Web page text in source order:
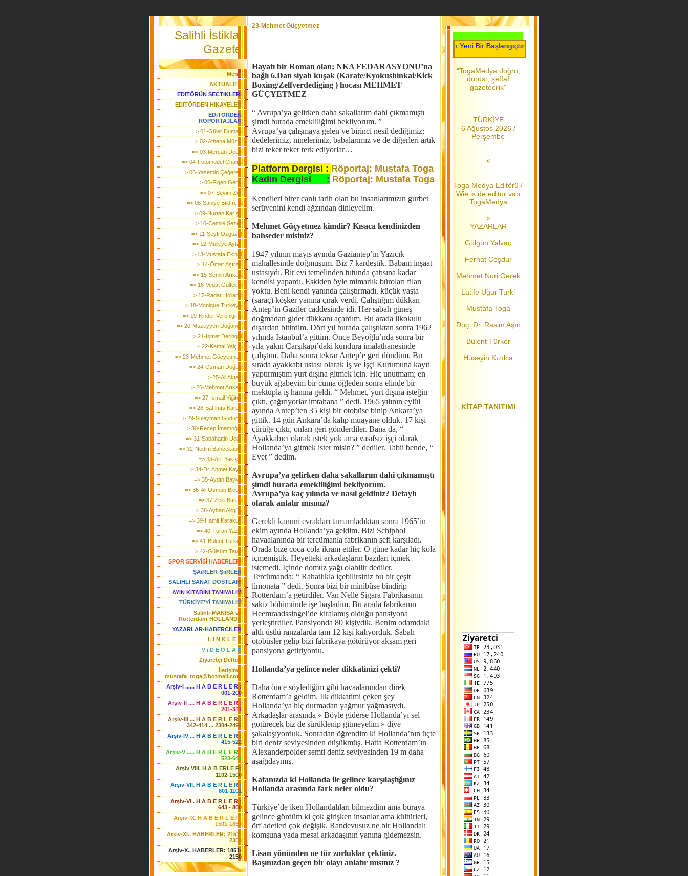
Salihli İstiklal
Gazete
Menü
AKTÜALİTE
EDiTÖRÜN SECTiKLERi
EDiTÖRDEN HiKAYELER
EDiTÖRDEN
RÖPORTAJLAR
=> 01-Güler Duman
=> 02-Athena Müzik
=> 03-Mercan Dede
=> 04-Fotomodel Chaira
=> 05-Yasemin Çeğerek
=> 06-Figen Genç
=> 07-Sevim Zor
=> 08-Saniye Bıldırcın
=> 09-Nurten Karışlı
=> 10-Cemile Sezer
=> 11-Seyfi Özgüzel
=> 12-Mülkiye Aytar
=> 13-Mustafa Ekinci
=> 14-Ömer Aşıran
=> 15-Semih Arıkan
=> 16-Vedat Gültekin
=> 17-Radar Holland
=> 18-Monique Turkeye
=> 19-Kinder Vereniging
=> 20-Müzeyyen Doğaner
=> 21-İsmet Deringöl
=> 22-Kemal Yalçın
=> 23-Mehmet Güçyetmez
=> 24-Osman Doğan
=> 25-Ali Aktaş
=> 26-Mehmet Arıkan
=> 27-İsmail Yiğiter
=> 28-Satılmış Karuç
=> 29-Süleyman Güdücü
=> 30-Recep İmamoğlu
=> 31-Sabahattin Uçar
=> 32-Nedim Bahçekapılı
=> 33-Arif Yakışır
=> 34-Dr. Ahmet Kaya
=> 35-Aydın Bayka
=> 36-Ali Osman Biçen
=> 37-Zeki Baran
=> 38-Ayhan Akgün
=> 39-Hamit Karakuş
=> 40-Turan Yazır
=> 41-Bülent Türker
=> 42-Gülsüm Tatar
SPOR SERVİSİ HABERLERi
ŞAiRLER-ŞiiRLER
SALİHLİ SANAT DOSTLARI
AYIN KiTABINI TANIYALIM
TÜRKİYE'Yİ TANIYALIM
Salihli-MANİSA ve
Rotterdam-HOLLANDA
YAZARLAR-HABERCiLER
L i N K L E R
V i D E O L A R
Ziyaretçi Defteri
İletişim :
mustafa_toga@hotmail.com
Arşiv-I ...... H A B E R L E R :
001-200
Arşiv-II .... H A B E R L E R :
201-341
Arşiv-III ... H A B E R L E R :
342-414 ... 2304-2494
Arşiv-IV ... H A B E R L E R :
415-522
Arşiv-V ..... H A B E R L E R :
523-642
Arşiv VIII. H A B ERLE R:
1102-1500
Arşiv-VII. H A B E R L E R :
801-1101
Arşiv-VI . H A B E R L E R :
643 - 800
Arşiv-IX. H A B E R L E R:
1501-1850
Arşiv-XI.. HABERLER: 2151-
2303
Arşiv-X.. HABERLER: 1851-
2150
23-Mehmet Güçyetmez
Hayatı bir Roman olan; NKA FEDARASYONU’na
bağlı 6.Dan siyah kuşak (Karate/Kyokushinkai/Kick
Boxing/Zelfverdediging ) hocası MEHMET
GÜÇYETMEZ
“ Avrupa’ya gelirken daha sakallarım dahi çıkmamıştı
şimdi burada emekliliğimi bekliyorum. ”
Avrupa’ya çalışmaya gelen ve birinci nesil dediğimiz;
dedelerimiz, ninelerimiz, babalarımız ve de diğerleri artık
bizi teker teker terk ediyorlar…
Platform Dergisi : Röportaj: Mustafa Toga
Kadın Dergisi : Röportaj: Mustafa Toga
Kendileri birer canlı tarih olan bu insanlarımızın gurbet
serüvenini kendi ağzından dinleyelim.
Mehmet Güçyetmez kimdir? Kısaca kendinizden
bahseder misiniz?
1947 yılının mayıs ayında Gaziantep’in Yazıcık
mahallesinde doğmuşum. Biz 7 kardeştik. Babam inşaat
ustasıydı. Bir evi temelinden tutunda çatısına kadar
kendisi yapardı. Eskiden öyle mimarlık büroları filan
yoktu. Beni kendi yanında çalıştırmadı, küçük yaşta
(saraç) köşker yanına çırak verdi. Çalıştığım dükkan
Antep’in Gaziler caddesinde idi. Her sabah güneş
doğmadan gider dükkanı açardım. Bu arada ilkokulu
dışardan bitirdim. Dört yıl burada çalıştıktan sonra 1962
yılında İstanbul’a gittim. Önce Beyoğlu’nda sonra bir
yıla yakın Çarşıkapı’daki kundura imalathanesinde
çalıştım. Daha sonra tekrar Antep’e geri döndüm. Bu
sırada ayakkabı ustası olarak İş ve İşçi Kurumuna kayıt
yaptırmıştım yurt dışına gitmek için. Hiç unutmam; en
büyük ağabeyim bir cuma öğleden sonra elinde bir
mektupla iş hanına geldi. “ Mehmet, yurt dışına isteğin
çıktı, çağırıyorlar imtahana ” dedi. 1965 yılının eylül
ayında Antep’ten 35 kişi bir otobüse binip Ankara’ya
gittik. 14 gün Ankara’da kalıp muayane olduk. 17 kişi
çürüğe çıktı, onları geri gönderdiler. Bana da, “
Ayakkabıcı olarak istek yok ama vasıfsız işçi olarak
Hollanda’ya gitmek ister misin? ” dediler. Tabii bende, “
Evet ” dedim.
Avrupa’ya gelirken daha sakallarım dahi çıkmamıştı
şimdi burada emekliliğimi bekliyorum.
Avrupa’ya kaç yılında ve nasıl geldiniz? Detaylı
olarak anlatır mısınız?
Gerekli kanuni evrakları tamamladıktan sonra 1965’in
ekim ayında Hollanda’ya geldim. Bizi Schiphol
havaalanında bir tercümanla fabrikanın şefi karşıladı.
Orada bize coca-cola ikram ettiler. O güne kadar hiç kola
içmemiştik. Heyetteki arkadaşların bazıları içmek
istemedi. İçinde domuz yağı olabilir dediler.
Tercümanda; “ Rahatlıkla içebilirsiniz bu bir çeşit
limonata ” dedi. Sonra bizi bir minibüse bindirip
Rotterdam’a getirdiler. Van Nelle Sigara Fabrikasının
sakız bölümünde işe başladım. Bu arada fabrikanın
Heemraadssingel’de kiralamış olduğu pansiyona
yerleştirdiler. Pansiyonda 80 kişiydik. Benim odamdaki
altlı üstlü ranzalarda tam 12 kişi kalıyorduk. Sabah
otobüsler gelip bizi fabrikaya götürüyor akşam geri
pansiyona getiriyordu.
Hollanda’ya gelince neler dikkatinizi çekti?
Daha önce söylediğim gibi havaalanından direk
Rotterdam’a geldim. İlk dikkatimi çeken şey
Hollanda’ya hiç durmadan yağmur yağmasıydı.
Arkadaşlar arasında « Böyle giderse Hollanda’yı sel
götürecek biz de sürüklenip gitmeyelim » diye
şakalaşıyorduk. Sonradan öğrendim ki Hollanda’nın üçte
biri deniz seviyesinden düşükmüş. Hatta Rotterdam’ın
Alexanderpolder semti deniz seviyesinden 19 m daha
aşağıdaymış.
Kafanızda ki Hollanda ile gelince karşılaştığınız
Hollanda arasında fark neler oldu?
Türkiye’de iken Hollandalıları bilmezdim ama buraya
gelince gördüm ki çok girişken insanlar ama kültürleri,
örf adetleri çok değişik. Randevusuz ne bir Hollandalı
komşuna yada mesai arkadaşının yanına gidemezsin.
Lisan yönünden ne tür zorluklar çektiniz.
Başınızdan geçen bir olayı anlatır mısınız ?
Her Gün Yeni Bir Başlangıçtır.....Toga Medya.....2006 dan bu yana
“TogaMedya doğru,
dürüst, şeffaf
gazetecilik”
TÜRKİYE
6 Ağustos 2026 /
Perşembe
<
Toga Medya Editörü /
Wie is de editor van
TogaMedya
>
YAZARLAR
Gülgün Yalvaç
Ferhat Coşdur
Mehmet Nuri Gerek
Latife Uğur Turki
Mustafa Toga
Doç. Dr. Rasim Aşın
Bülent Türker
Hüseyin Kızılca
KİTAP TANITIMI